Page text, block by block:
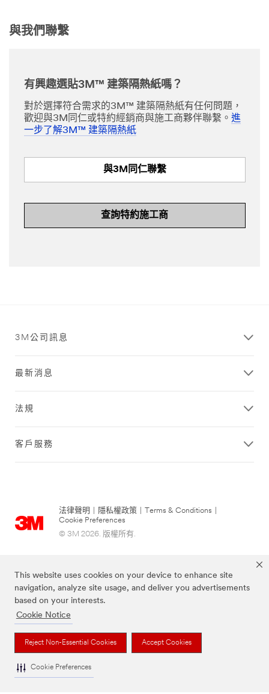
This website uses cookies on your device to enhance site
navigation, analyze site usage, and deliver you advertisements
based on your interests.
Cookie Notice
Reject Non-Essential Cookies Accept Cookies
Cookie Preferences
與我們聯繫
有興趣選貼3M™ 建築隔熱紙嗎？
對於選擇符合需求的3M™ 建築隔熱紙有任何問題，
歡迎與3M同仁或特約經銷商與施工商夥伴聯繫。 進
一步了解3M™ 建築隔熱紙
與3M同仁聯繫
查詢特約施工商
3M公司訊息
最新消息
法規
客戶服務
法律聲明 隱私權政策 Terms & Conditions
Cookie Preferences
© 3M 2026. 版權所有.
上述品牌均為3M公司的註冊商標